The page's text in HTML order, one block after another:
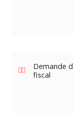
Demande
fiscal